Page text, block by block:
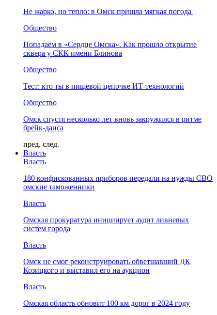
Не жарко, но тепло: в Омск пришла мягкая погода
Общество
Попадаем в «Сердце Омска». Как прошло открытие
сквера у СКК имени Блинова
Общество
Тест: кто ты в пищевой цепочке ИТ-технологий
Общество
Омск спустя несколько лет вновь закружился в ритме
брейк-данса
пред. след.
Власть
Власть
180 конфискованных приборов передали на нужды СВО
омские таможенники
Власть
Омская прокуратура инициирует аудит ливневых
систем города
Власть
Омск не смог реконструировать обветшавший ДК
Козицкого и выставил его на аукцион
Власть
Омская область обновит 100 км дорог в 2024 году